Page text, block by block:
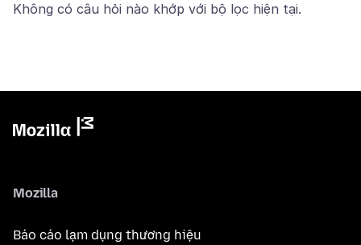
Không có câu hỏi nào khớp với bộ lọc hiện tại.
Mozilla
Báo cáo lạm dụng thương hiệu